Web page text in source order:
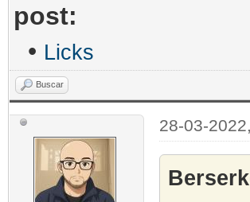
post:
• Licks
Buscar
28-03-